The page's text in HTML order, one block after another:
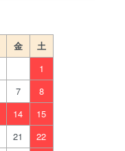
金
土
1
7
8
14
15
21
22